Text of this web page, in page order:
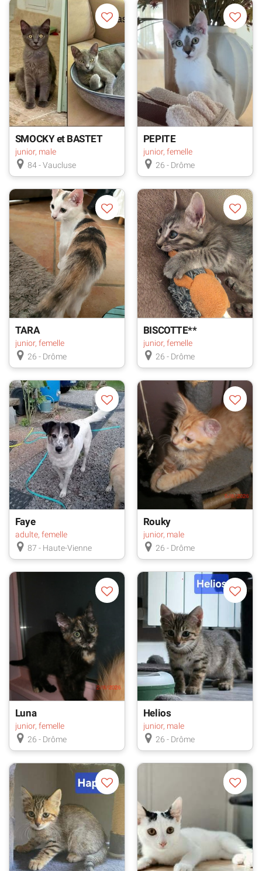
votre département ? Avez-vous consulté les animaux
à "adopter dans toute la France" ?
Consultez
l'annuaire des associations, pour contacter
les associations les plus proches de chez vous !
SMOCKY et BASTET
junior, male
84 - Vaucluse
PEPITE
junior, femelle
26 - Drôme
TARA
junior, femelle
26 - Drôme
BISCOTTE**
junior, femelle
26 - Drôme
Faye
adulte, femelle
87 - Haute-Vienne
Rouky
junior, male
26 - Drôme
Luna
junior, femelle
26 - Drôme
Helios
junior, male
26 - Drôme